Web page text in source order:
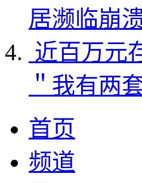
居濒临崩
近百万元
＂我有两
首页
频道